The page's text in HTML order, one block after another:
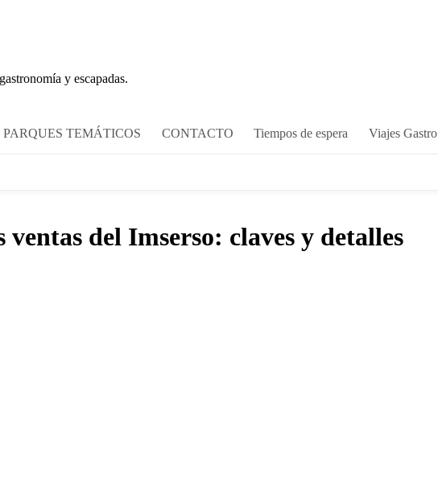
y escapadas.
PARQUES TEMÁTICOS CONTACTO Tiempos de espera Viajes Gastro
del Imserso: claves y detalles